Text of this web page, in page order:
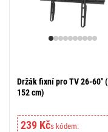
Držák fixní pro TV 26-60"
152 cm)
239 Kčs kódem: